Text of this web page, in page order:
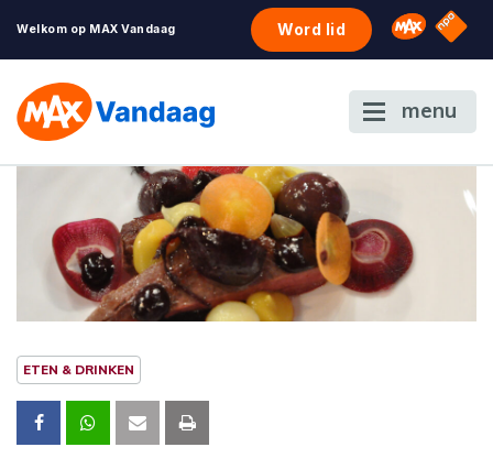
Welkom op MAX Vandaag Word lid Omroep
NPO
menu
ETEN & DRINKEN